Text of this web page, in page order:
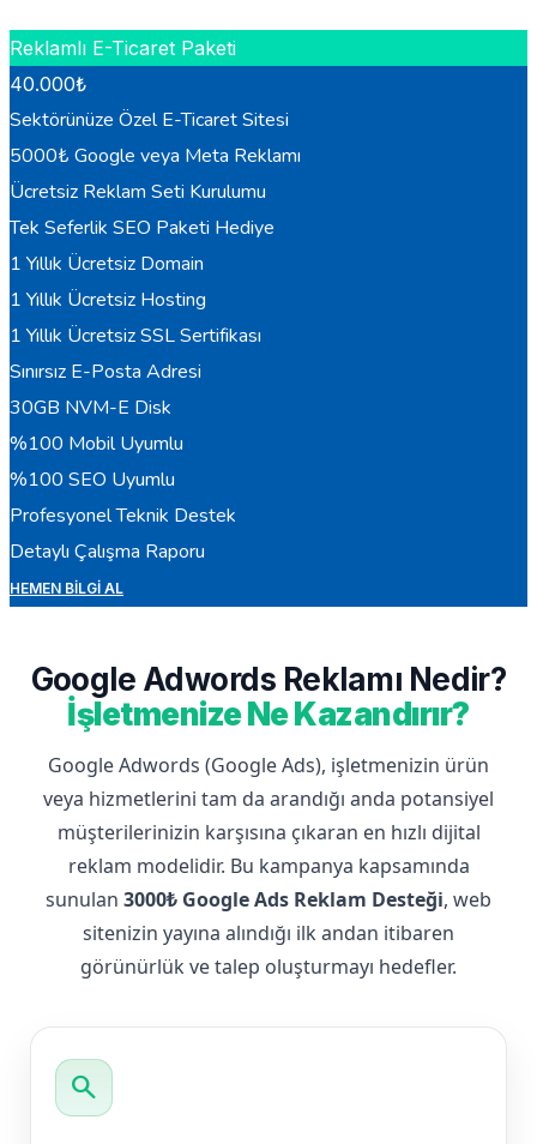
Reklamlı E-Ticaret Paketi
40.000₺
Sektörünüze Özel E-Ticaret Sitesi
5000₺ Google veya Meta Reklamı
Ücretsiz Reklam Seti Kurulumu
Tek Seferlik SEO Paketi Hediye
1 Yıllık Ücretsiz Domain
1 Yıllık Ücretsiz Hosting
1 Yıllık Ücretsiz SSL Sertifikası
Sınırsız E-Posta Adresi
30GB NVM-E Disk
%100 Mobil Uyumlu
%100 SEO Uyumlu
Profesyonel Teknik Destek
Detaylı Çalışma Raporu
HEMEN BILGI AL
Google Adwords Reklamı Nedir?
İşletmenize Ne Kazandırır?
Google Adwords (Google Ads), işletmenizin ürün
veya hizmetlerini tam da arandığı anda potansiyel
müşterilerinizin karşısına çıkaran en hızlı dijital
reklam modelidir. Bu kampanya kapsamında
sunulan 3000₺ Google Ads Reklam Desteği, web
sitenizin yayına alındığı ilk andan itibaren
görünürlük ve talep oluşturmayı hedefler.
search